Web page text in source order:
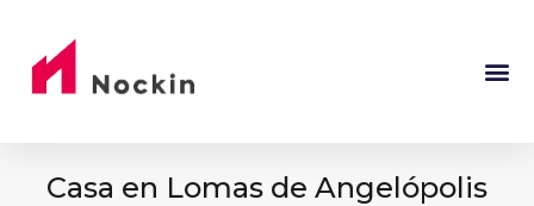
Casa en Lomas de Angelópolis